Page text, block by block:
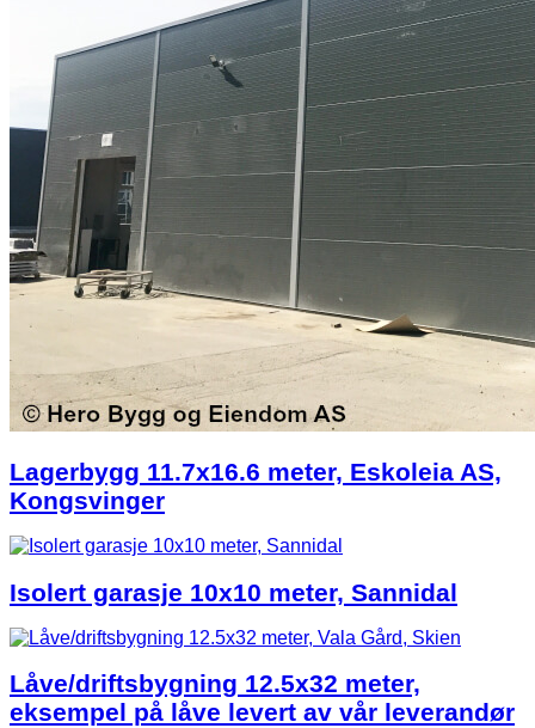
Lagerbygg 11.7x16.6 meter, Eskoleia AS,
Kongsvinger
Isolert garasje 10x10 meter, Sannidal
Låve/driftsbygning 12.5x32 meter,
eksempel på låve levert av vår leverandør